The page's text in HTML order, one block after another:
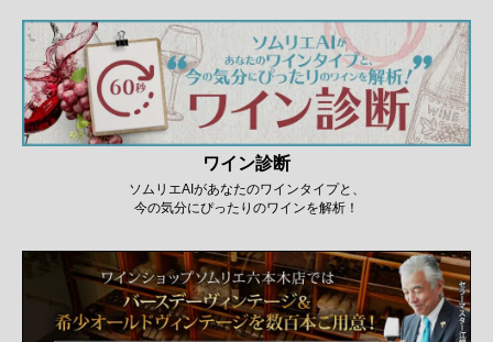
ワイン診断
ソムリエAIがあなたのワインタイプと、
今の気分にぴったりのワインを解析！